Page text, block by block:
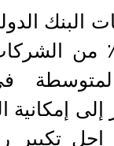
البنك
من 70٪ من
إلى
تكبير